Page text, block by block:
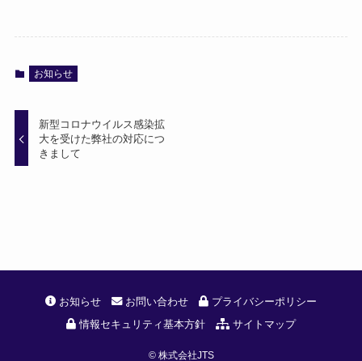
お知らせ
新型コロナウイルス感染拡
大を受けた弊社の対応につ
きまして
お知らせ お問い合わせ
プライバシーポリシー
情報セキュリティ基本方針
サイトマップ
©株式会社JTS